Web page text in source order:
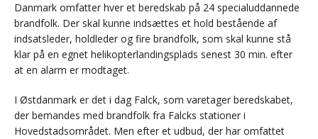
Danmark omfatter hver et beredskab på 24 specialuddannede
brandfolk. Der skal kunne indsættes et hold bestående af
indsatsleder, holdleder og fire brandfolk, som skal kunne stå
klar på en egnet helikopterlandingsplads senest 30 min. efter
at en alarm er modtaget.
I Østdanmark er det i dag Falck, som varetager beredskabet,
der bemandes med brandfolk fra Falcks stationer i
Hovedstadsområdet. Men efter et udbud, der har omfattet